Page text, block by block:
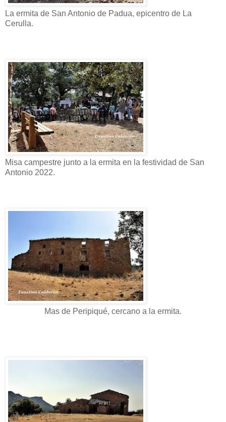
La ermita de San Antonio de Padua, epicentro de La
Cerulla.
Misa campestre junto a la ermita en la festividad de San
Antonio 2022.
Mas de Peripiqué, cercano a la ermita.